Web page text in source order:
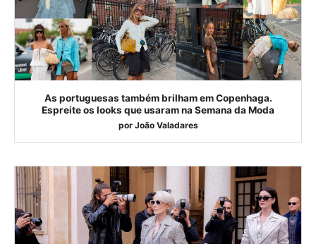
As portuguesas também brilham em Copenhaga.
Espreite os looks que usaram na Semana da Moda
por João Valadares